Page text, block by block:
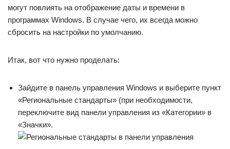
могут повлиять на отображение даты и времени в
программах Windows. В случае чего, их всегда можно
сбросить на настройки по умолчанию.
Итак, вот что нужно проделать:
Зайдите в панель управления Windows и выберите пункт
«Региональные стандарты» (при необходимости,
переключите вид панели управления из «Категории» в
«Значки».